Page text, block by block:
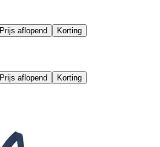
Prijs aflopend Korting
Prijs aflopend Korting